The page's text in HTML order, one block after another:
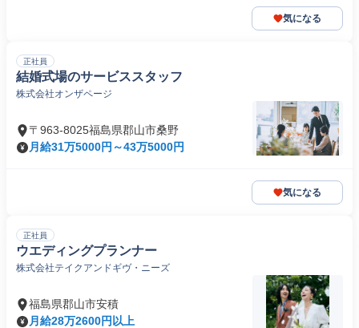
気になる
正社員
結婚式場のサービススタッフ
株式会社オンザページ
〒963-8025福島県郡山市桑野
月給31万5000円～43万5000円
気になる
正社員
ウエディングプランナー
株式会社テイクアンドギヴ・ニーズ
福島県郡山市安積
月給28万2600円以上